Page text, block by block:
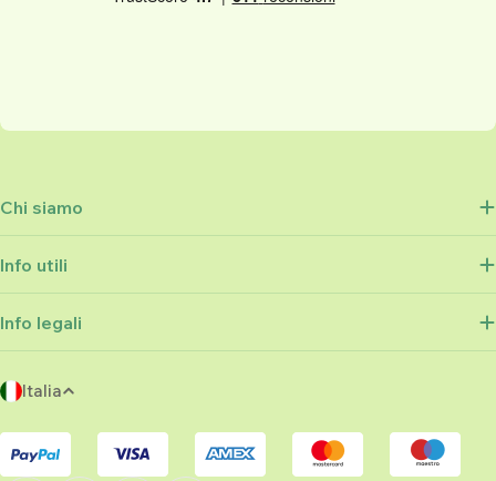
Chi siamo
Info utili
Info legali
P
e
Italia
Metodi
di